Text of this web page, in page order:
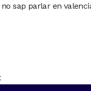
sap parlar en